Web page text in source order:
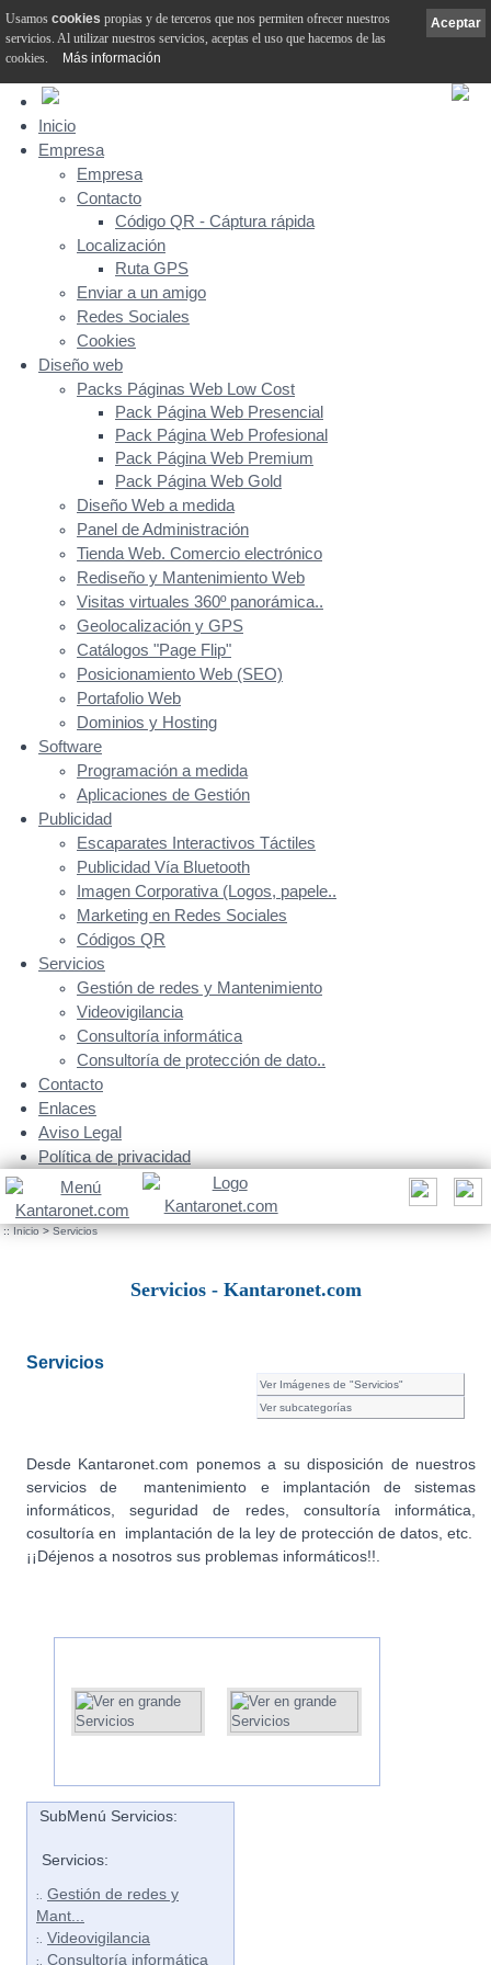
Inicio
Empresa
Empresa
Contacto
Código QR - Cáptura rápida
Localización
Ruta GPS
Enviar a un amigo
Redes Sociales
Cookies
Diseño web
Packs Páginas Web Low Cost
Pack Página Web Presencial
Pack Página Web Profesional
Pack Página Web Premium
Pack Página Web Gold
Diseño Web a medida
Panel de Administración
Tienda Web. Comercio electrónico
Rediseño y Mantenimiento Web
Visitas virtuales 360º panorámica..
Geolocalización y GPS
Catálogos "Page Flip"
Posicionamiento Web (SEO)
Portafolio Web
Dominios y Hosting
Software
Programación a medida
Aplicaciones de Gestión
Publicidad
Escaparates Interactivos Táctiles
Publicidad Vía Bluetooth
Imagen Corporativa (Logos, papele..
Marketing en Redes Sociales
Códigos QR
Servicios
Gestión de redes y Mantenimiento
Videovigilancia
Consultoría informática
Consultoría de protección de dato..
Contacto
Enlaces
Aviso Legal
Política de privacidad
:: Inicio>Servicios
Servicios - Kantaronet.com
Servicios
Ver Imágenes de "Servicios"
Ver subcategorías
Desde Kantaronet.com ponemos a su disposición de nuestros
servicios de mantenimiento e implantación de sistemas
informáticos, seguridad de redes, consultoría informática,
cosultoría en implantación de la ley de protección de datos, etc.
¡¡Déjenos a nosotros sus problemas informáticos!!.
SubMenú Servicios:
Servicios:
:. Gestión de redes y
Mant...
:. Videovigilancia
:. Consultoría informática
Aceptar
Usamos cookies propias y de terceros que nos permiten ofrecer nuestros
servicios. Al utilizar nuestros servicios, aceptas el uso que hacemos de las
cookies.
Más información